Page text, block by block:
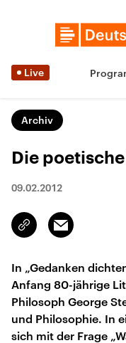
Live
Archiv
Die
09.02.2012
Link
kopieren/teilen
Email
In „Gedanken
Anfang 80-jährige
Philosoph George
und Philosophie. In
sich mit der Frage